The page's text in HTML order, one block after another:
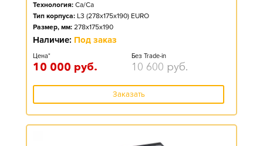
Технология: Ca/Ca
Тип корпуса: L3 (278x175x190) EURO
Размер, мм: 278x175x190
Наличие: Под заказ
Цена*
10 000 руб.
Без Trade-in
10 600 руб.
Заказать